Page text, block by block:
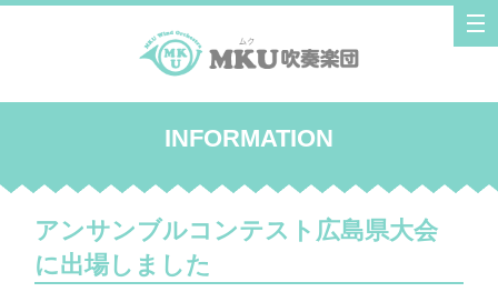
INFORMATION
アンサンブルコンテスト広島県大会
に出場しました